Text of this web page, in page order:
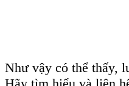
Như vậy có thể thấy,